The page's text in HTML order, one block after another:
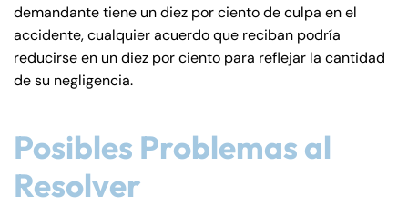
demandante tiene un diez por ciento de culpa en el
accidente, cualquier acuerdo que reciban podría
reducirse en un diez por ciento para reflejar la cantidad
de su negligencia.
Posibles Problemas al
Resolver